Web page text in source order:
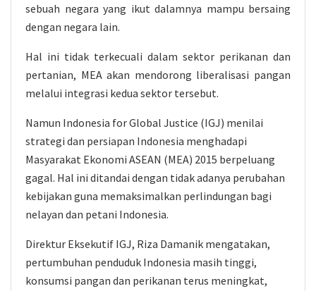
sebuah negara yang ikut dalamnya mampu bersaing
dengan negara lain.
Hal ini tidak terkecuali dalam sektor perikanan dan
pertanian, MEA akan mendorong liberalisasi pangan
melalui integrasi kedua sektor tersebut.
Namun Indonesia for Global Justice (IGJ) menilai
strategi dan persiapan Indonesia menghadapi
Masyarakat Ekonomi ASEAN (MEA) 2015 berpeluang
gagal. Hal ini ditandai dengan tidak adanya perubahan
kebijakan guna memaksimalkan perlindungan bagi
nelayan dan petani Indonesia.
Direktur Eksekutif IGJ, Riza Damanik mengatakan,
pertumbuhan penduduk Indonesia masih tinggi,
konsumsi pangan dan perikanan terus meningkat,